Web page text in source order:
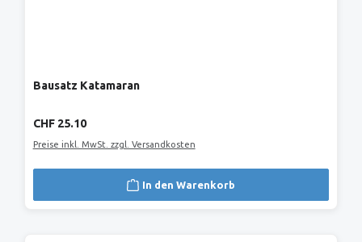
Bausatz Katamaran
Regulärer Preis:
CHF 25.10
Preise inkl. MwSt. zzgl. Versandkosten
In den Warenkorb